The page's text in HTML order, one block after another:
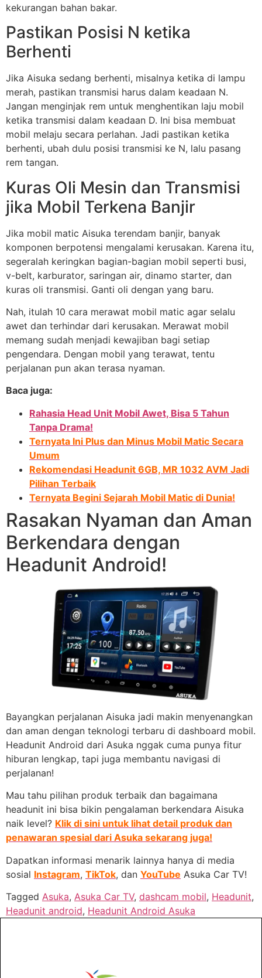
kekurangan bahan bakar.
Pastikan Posisi N ketika
Berhenti
Jika Aisuka sedang berhenti, misalnya ketika di lampu
merah, pastikan transmisi harus dalam keadaan N.
Jangan menginjak rem untuk menghentikan laju mobil
ketika transmisi dalam keadaan D. Ini bisa membuat
mobil melaju secara perlahan. Jadi pastikan ketika
berhenti, ubah dulu posisi transmisi ke N, lalu pasang
rem tangan.
Kuras Oli Mesin dan Transmisi
jika Mobil Terkena Banjir
Jika mobil matic Aisuka terendam banjir, banyak
komponen berpotensi mengalami kerusakan. Karena itu,
segeralah keringkan bagian-bagian mobil seperti busi,
v-belt, karburator, saringan air, dinamo starter, dan
kuras oli transmisi. Ganti oli dengan yang baru.
Nah, itulah 10 cara merawat mobil matic agar selalu
awet dan terhindar dari kerusakan. Merawat mobil
memang sudah menjadi kewajiban bagi setiap
pengendara. Dengan mobil yang terawat, tentu
perjalanan pun akan terasa nyaman.
Baca juga:
Rahasia Head Unit Mobil Awet, Bisa 5 Tahun
Tanpa Drama!
Ternyata Ini Plus dan Minus Mobil Matic Secara
Umum
Rekomendasi Headunit 6GB, MR 1032 AVM Jadi
Pilihan Terbaik
Ternyata Begini Sejarah Mobil Matic di Dunia!
Rasakan Nyaman dan Aman
Berkendara dengan
Headunit Android!
Bayangkan perjalanan Aisuka jadi makin menyenangkan
dan aman dengan teknologi terbaru di dashboard mobil.
Headunit Android dari Asuka nggak cuma punya fitur
hiburan lengkap, tapi juga membantu navigasi di
perjalanan!
Mau tahu pilihan produk terbaik dan bagaimana
headunit ini bisa bikin pengalaman berkendara Aisuka
naik level? Klik di sini untuk lihat detail produk dan
penawaran spesial dari Asuka sekarang juga!
Dapatkan informasi menarik lainnya hanya di media
sosial Instagram, TikTok, dan YouTube Asuka Car TV!
Tagged Asuka, Asuka Car TV, dashcam mobil, Headunit,
Headunit android, Headunit Android Asuka